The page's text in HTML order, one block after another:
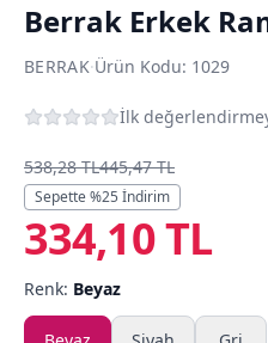
Berrak Erkek
BERRAK·Ürün Kodu: 1029
İlk
538,28 TL445,47 TL
Sepette %25 İndirim
334,10 TL
Renk: Beyaz